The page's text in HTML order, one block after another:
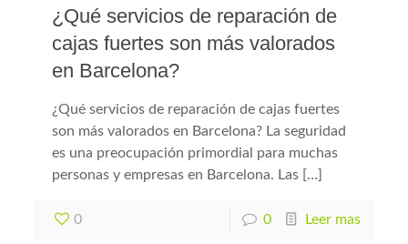
¿Qué servicios de reparación de
cajas fuertes son más valorados
en Barcelona?
¿Qué servicios de reparación de cajas fuertes
son más valorados en Barcelona? La seguridad
es una preocupación primordial para muchas
personas y empresas en Barcelona. Las […]
0 0 Leer mas